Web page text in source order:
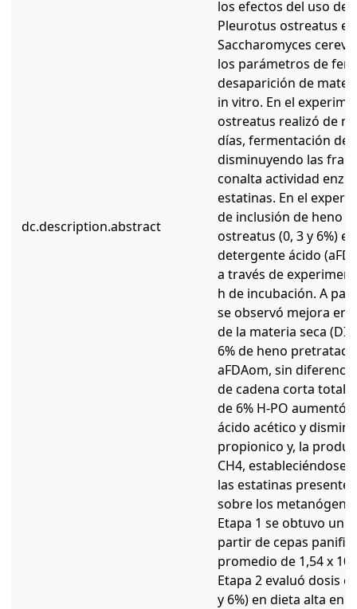
dc.description.abstract
los efectos del uso de
Pleurotus ostreatus
Saccharomyces
los parámetros de
desaparición de
in vitro. En el
ostreatus realizó de
días, fermentación de
disminuyendo las
conalta actividad
estatinas. En el
de inclusión de heno
ostreatus (0, 3 y 6%)
detergente ácido
a través de
h de incubación. A
se observó mejora en
de la materia seca
6% de heno
aFDAom, sin
de cadena corta
de 6% H-PO aumentó
ácido acético y
propionico y, la
CH4,
las estatinas
sobre los
Etapa 1 se obtuvo un
partir de cepas
promedio de 1,54 x
Etapa 2 evaluó dosis
y 6%) en dieta alta en